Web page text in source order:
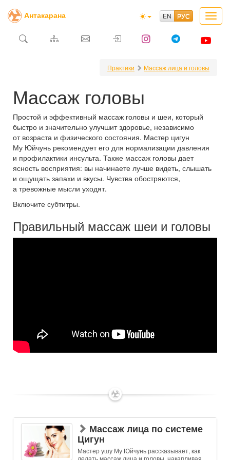
Антакарана
Практики Массаж лица и головы
Массаж головы
Простой и эффективный массаж головы и шеи, который
быстро и значительно улучшит здоровье, независимо
от возраста и физического состояния. Мастер цигун
Му Юйчунь рекомендует его для нормализации давления
и профилактики инсульта. Также массаж головы дает
ясность восприятия: вы начинаете лучше видеть, слышать
и ощущать запахи и вкусы. Чувства обостряются,
а тревожные мысли уходят.
Включите субтитры.
Правильный массаж шеи и головы
✶
Массаж лица по системе
Цигун
Мастер ушу Му Юйчунь рассказывает, как
делать массаж лица и головы, накапливая